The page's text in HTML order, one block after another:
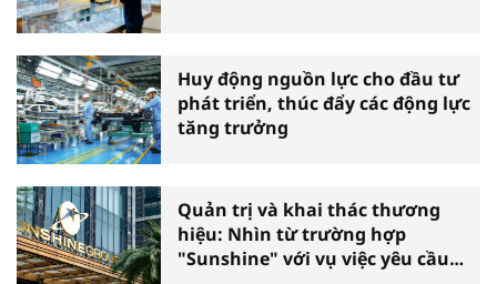
Huy động nguồn lực cho đầu tư
phát triển, thúc đẩy các động lực
tăng trưởng
Quản trị và khai thác thương
hiệu: Nhìn từ trường hợp
"Sunshine" với vụ việc yêu cầu